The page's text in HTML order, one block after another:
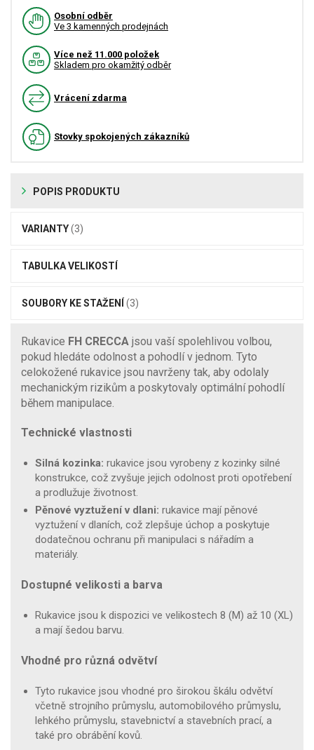
Osobní odběr
Ve 3 kamenných prodejnách
Více než 11.000 položek
Skladem pro okamžitý odběr
Vrácení zdarma
Stovky spokojených zákazníků
POPIS PRODUKTU
VARIANTY(3)
TABULKA VELIKOSTÍ
SOUBORY KE STAŽENÍ (3)
Rukavice FH CRECCA jsou vaší spolehlivou volbou,
pokud hledáte odolnost a pohodlí v jednom. Tyto
celokožené rukavice jsou navrženy tak, aby odolaly
mechanickým rizikům a poskytovaly optimální pohodlí
během manipulace.
Technické vlastnosti
Silná kozinka: rukavice jsou vyrobeny z kozinky silné
konstrukce, což zvyšuje jejich odolnost proti opotřebení
a prodlužuje životnost.
Pěnové vyztužení v dlani: rukavice mají pěnové
vyztužení v dlaních, což zlepšuje úchop a poskytuje
dodatečnou ochranu při manipulaci s nářadím a
materiály.
Dostupné velikosti a barva
Rukavice jsou k dispozici ve velikostech 8 (M) až 10 (XL)
a mají šedou barvu.
Vhodné pro různá odvětví
Tyto rukavice jsou vhodné pro širokou škálu odvětví
včetně strojního průmyslu, automobilového průmyslu,
lehkého průmyslu, stavebnictví a stavebních prací, a
také pro obrábění kovů.